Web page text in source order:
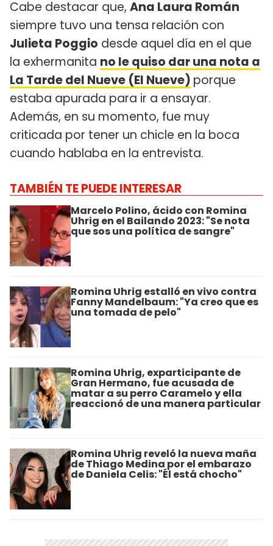
Cabe destacar que, Ana Laura Román
siempre tuvo una tensa relación con
Julieta Poggio desde aquel día en el que
la exhermanita no le quiso dar una nota a
La Tarde del Nueve (El Nueve) porque
estaba apurada para ir a ensayar.
Además, en su momento, fue muy
criticada por tener un chicle en la boca
cuando hablaba en la entrevista.
TAMBIÉN TE PUEDE INTERESAR
Marcelo Polino, ácido con Romina
Uhrig en el Bailando 2023: "Se nota
que sos una política de sangre"
Romina Uhrig estalló en vivo contra
Fanny Mandelbaum: "Ya creo que es
una tomada de pelo"
Romina Uhrig, exparticipante de
Gran Hermano, fue acusada de
matar a su perro Caramelo y ella
reaccionó de una manera particular
Romina Uhrig reveló la nueva maña
de Thiago Medina por el embarazo
de Daniela Celis: "Él está chocho"